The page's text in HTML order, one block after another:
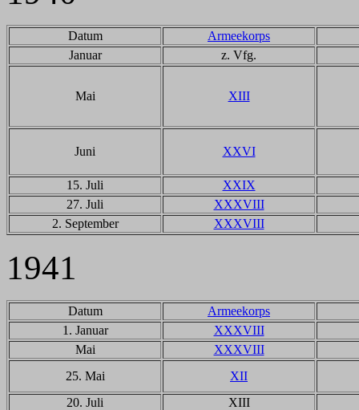
Datum
Armeekorps
Januar
z. Vfg.
Mai XIII
Juni XXVI
15. Juli
XXIX
27. Juli
XXXVIII
2. September
XXXVIII
1941
Datum
Armeekorps
1. Januar
XXXVIII
Mai
XXXVIII
25. Mai
XII
20. Juli
XIII